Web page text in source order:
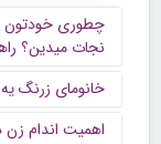
چطوری خودتون
نجات میدین؟
خانومای زرنگ
اهمیت اندام